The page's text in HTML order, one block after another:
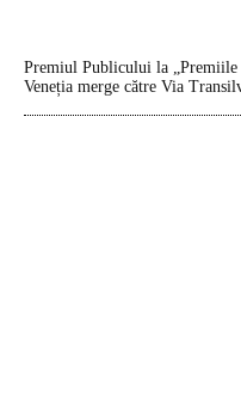
Premiul Publicului la „Premiile
Veneția merge către Via